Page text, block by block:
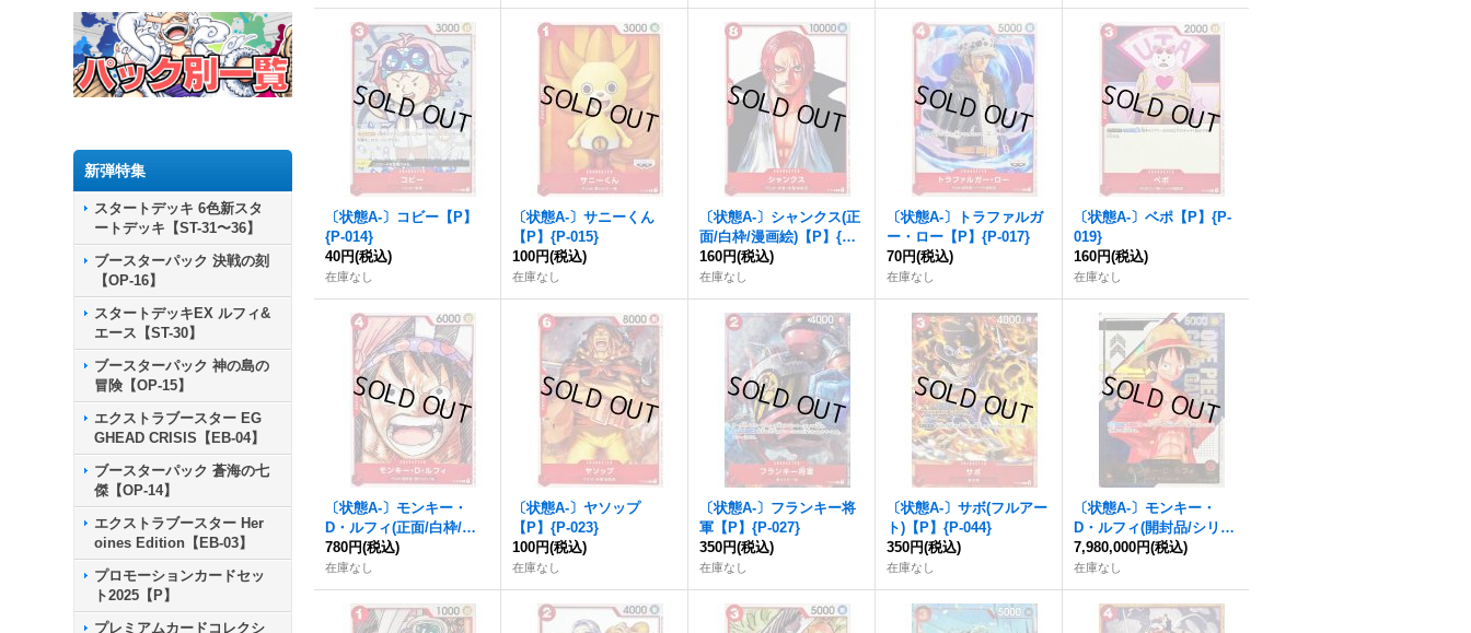
新弾特集
スタートデッキ 6色新スタ
ートデッキ【ST-31〜36】
ブースターパック 決戦の刻
【OP-16】
スタートデッキEX ルフィ&
エース【ST-30】
ブースターパック 神の島の
冒険【OP-15】
エクストラブースター EG
GHEAD CRISIS【EB-04】
ブースターパック 蒼海の七
傑【OP-14】
エクストラブースター Her
oines Edition【EB-03】
プロモーションカードセッ
ト2025【P】
プレミアムカードコレクシ
〔状態A-〕コビー【P】
{P-014}
40円(税込)
在庫なし
〔状態A-〕サニーくん
【P】{P-015}
100円(税込)
在庫なし
〔状態A-〕シャンクス(正
面/白枠/漫画絵)【P】{P-0
16}
160円(税込)
在庫なし
〔状態A-〕トラファルガ
ー・ロー【P】{P-017}
70円(税込)
在庫なし
〔状態A-〕ベポ【P】{P-
019}
160円(税込)
在庫なし
〔状態A-〕モンキー・
D・ルフィ(正面/白枠/漫
画絵)【P】{P-022}
780円(税込)
在庫なし
〔状態A-〕ヤソップ
【P】{P-023}
100円(税込)
在庫なし
〔状態A-〕フランキー将
軍【P】{P-027}
350円(税込)
在庫なし
〔状態A-〕サボ(フルアー
ト)【P】{P-044}
350円(税込)
在庫なし
〔状態A-〕モンキー・
D・ルフィ(開封品/シリア
ル入り)【L】{ST01-001}
7,980,000円(税込)
在庫なし